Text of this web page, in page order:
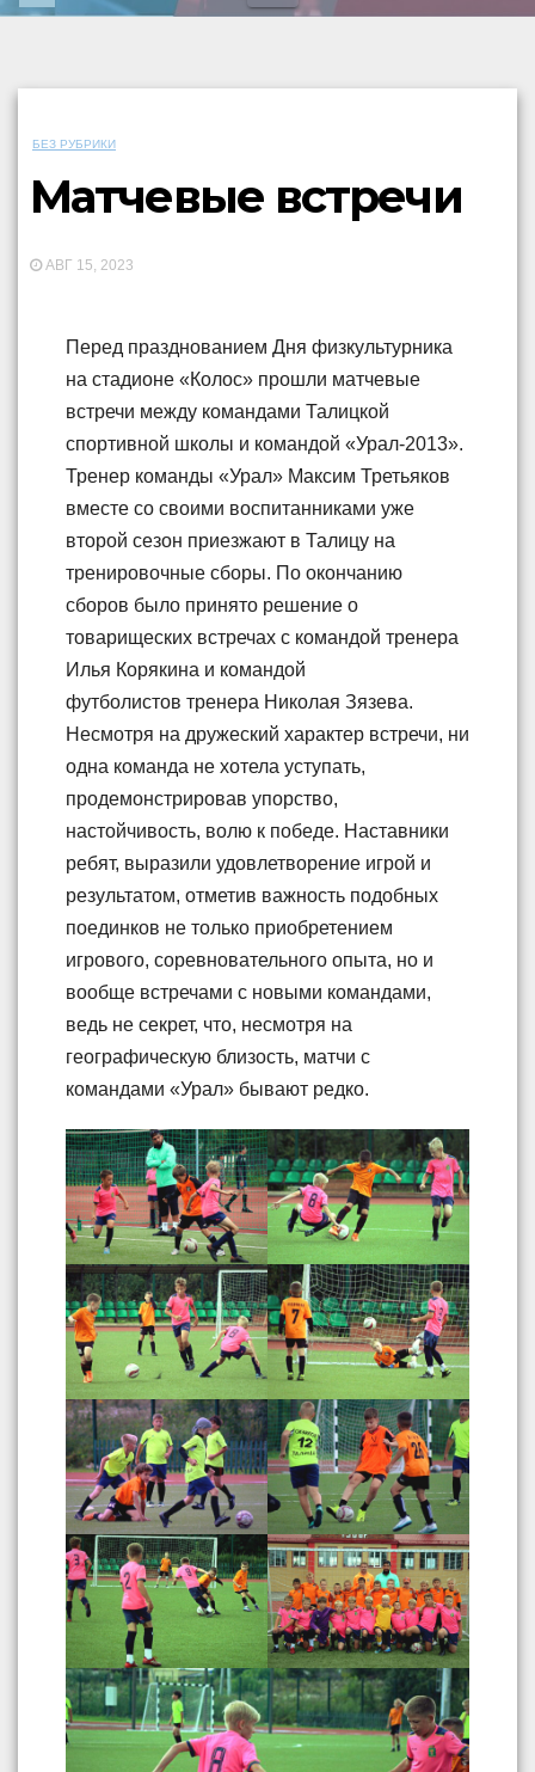
БЕЗ РУБРИКИ
Матчевые встречи
АВГ 15, 2023
Перед празднованием Дня физкультурника
на стадионе «Колос» прошли матчевые
встречи между командами Талицкой
спортивной школы и командой «Урал-2013».
Тренер команды «Урал» Максим Третьяков
вместе со своими воспитанниками уже
второй сезон приезжают в Талицу на
тренировочные сборы. По окончанию
сборов было принято решение о
товарищеских встречах с командой тренера
Илья Корякина и командой
футболистов тренера Николая Зязева.
Несмотря на дружеский характер встречи, ни
одна команда не хотела уступать,
продемонстрировав упорство,
настойчивость, волю к победе. Наставники
ребят, выразили удовлетворение игрой и
результатом, отметив важность подобных
поединков не только приобретением
игрового, соревновательного опыта, но и
вообще встречами с новыми командами,
ведь не секрет, что, несмотря на
географическую близость, матчи с
командами «Урал» бывают редко.